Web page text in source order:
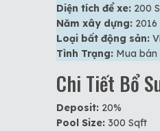
Diện tích để xe: 200
Năm xây dựng: 2016
Loại bất động sản:
Tình Trạng: Mua bán
Chi Tiết Bổ
Deposit: 20%
Pool Size: 300 Sqft